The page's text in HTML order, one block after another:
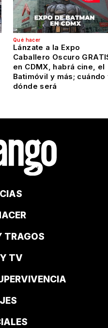
Qué hacer
Lánzate a la Expo
Caballero Oscuro
en CDMX, habrá cine, el
Batimóvil y más; cuándo
dónde será
TRAGOS
TV